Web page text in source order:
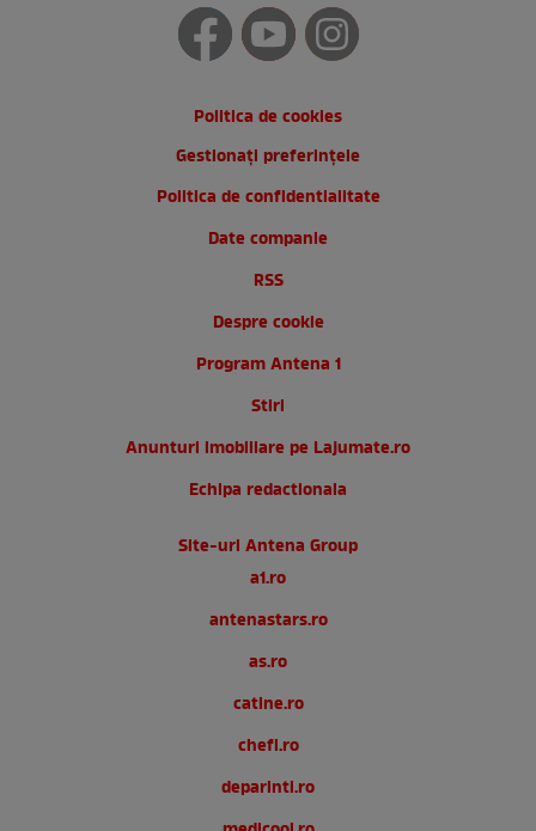
Politica de cookies
Gestionați preferințele
Politica de confidentialitate
Date companie
RSS
Despre cookie
Program Antena 1
Stiri
Anunturi imobiliare pe Lajumate.ro
Echipa redactionala
Site-uri Antena Group
a1.ro
antenastars.ro
as.ro
catine.ro
chefi.ro
deparinti.ro